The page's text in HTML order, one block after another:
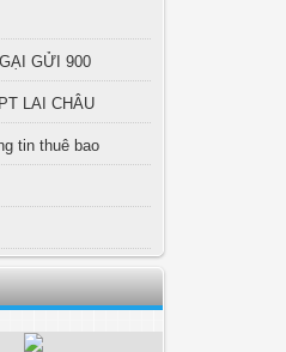
GỬI 900
LAI CHÂU
tin thuê bao